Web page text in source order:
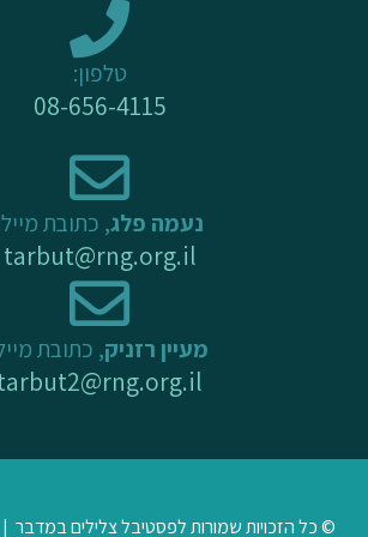
k
-
f
טלפון:
08-656-4115
נעמה פלג, כתובת
tarbut@rng.org.il
מעיין רזניק, כתובת